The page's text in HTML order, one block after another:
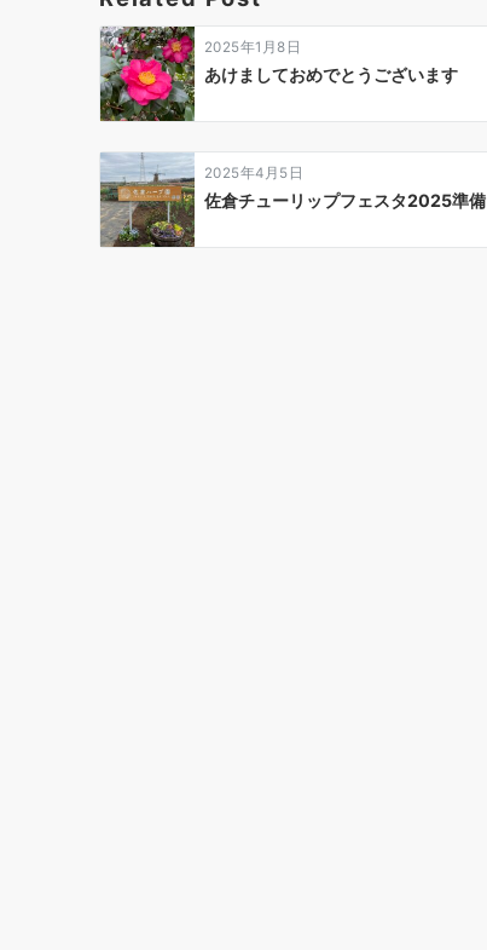
2025年1月8日
あけましておめでとうございます
2025年4月5日
佐倉チューリップフェスタ2025準備